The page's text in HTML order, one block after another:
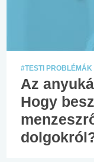
#TESTI PROBLÉMÁK
Az
Hogy